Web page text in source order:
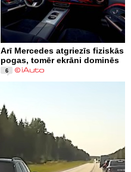
Arī Mercedes atgriezīs fiziskās
pogas, tomēr ekrāni dominēs
6